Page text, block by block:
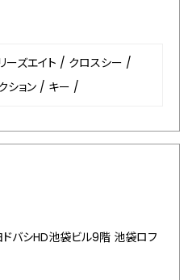
ーズエイト / クロスシー /
ション / キー /
バシHD池袋ビル9階 池袋ロフ